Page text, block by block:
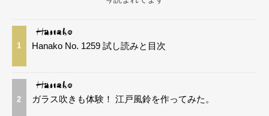
1 Hanako No. 1259 試し読みと目次
2 ガラス吹きも体験！ 江戸風鈴を作ってみた。